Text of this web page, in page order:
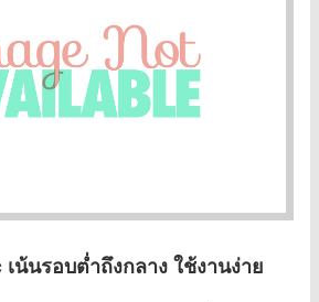
น้นรอบต่ำถึงกลาง ใช้งานง่าย